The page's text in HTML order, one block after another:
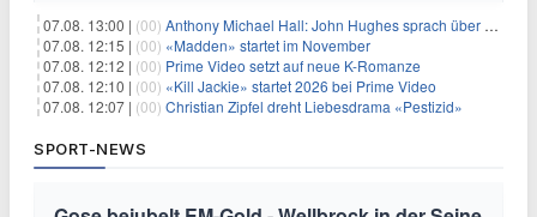
07.08. 13:00 | (00) Anthony Michael Hall: John Hughes sprach über eine Fortsetzung von 'The Breakfast Club'
07.08. 12:15 | (00) «Madden» startet im November
07.08. 12:12 | (00) Prime Video setzt auf neue K-Romanze
07.08. 12:10 | (00) «Kill Jackie» startet 2026 bei Prime Video
07.08. 12:07 | (00) Christian Zipfel dreht Liebesdrama «Pestizid»
SPORT-NEWS